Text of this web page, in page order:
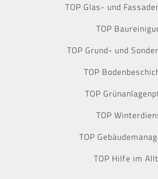
TOP Glas- und
TOP
TOP Grund- und
TOP
TOP
TOP
TOP
TOP Hilfe im